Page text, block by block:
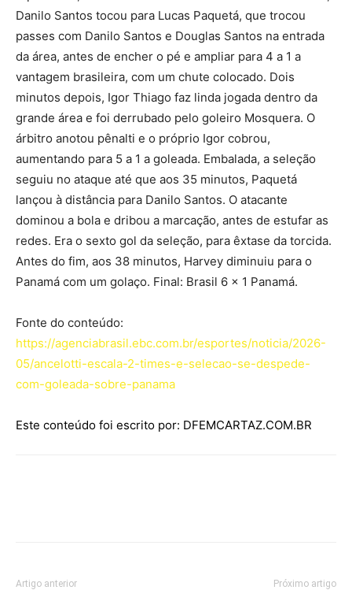
Danilo Santos tocou para Lucas Paquetá, que trocou
passes com Danilo Santos e Douglas Santos na entrada
da área, antes de encher o pé e ampliar para 4 a 1 a
vantagem brasileira, com um chute colocado. Dois
minutos depois, Igor Thiago faz linda jogada dentro da
grande área e foi derrubado pelo goleiro Mosquera. O
árbitro anotou pênalti e o próprio Igor cobrou,
aumentando para 5 a 1 a goleada. Embalada, a seleção
seguiu no ataque até que aos 35 minutos, Paquetá
lançou à distância para Danilo Santos. O atacante
dominou a bola e dribou a marcação, antes de estufar as
redes. Era o sexto gol da seleção, para êxtase da torcida.
Antes do fim, aos 38 minutos, Harvey diminuiu para o
Panamá com um golaço. Final: Brasil 6 x 1 Panamá.
Fonte do conteúdo:
https://agenciabrasil.ebc.com.br/esportes/noticia/2026-
05/ancelotti-escala-2-times-e-selecao-se-despede-
com-goleada-sobre-panama
Este conteúdo foi escrito por: DFEMCARTAZ.COM.BR
Artigo anterior Próximo artigo